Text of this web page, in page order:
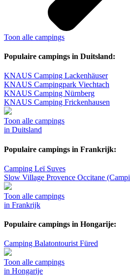
Toon alle campings
Populaire campings in Duitsland:
KNAUS Camping Lackenhäuser
KNAUS Campingpark Viechtach
KNAUS Camping Nürnberg
KNAUS Camping Frickenhausen
Toon alle campings
in Duitsland
Populaire campings in Frankrijk:
Camping Leï Suves
Slow Village Provence Occitane
Toon alle campings
in Frankrijk
Populaire campings in Hongarije:
Camping Balatontourist Füred
Toon alle campings
in Hongarije